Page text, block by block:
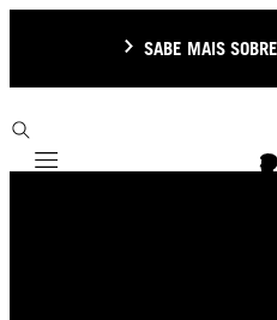
SABE MAIS
Mobile navigation